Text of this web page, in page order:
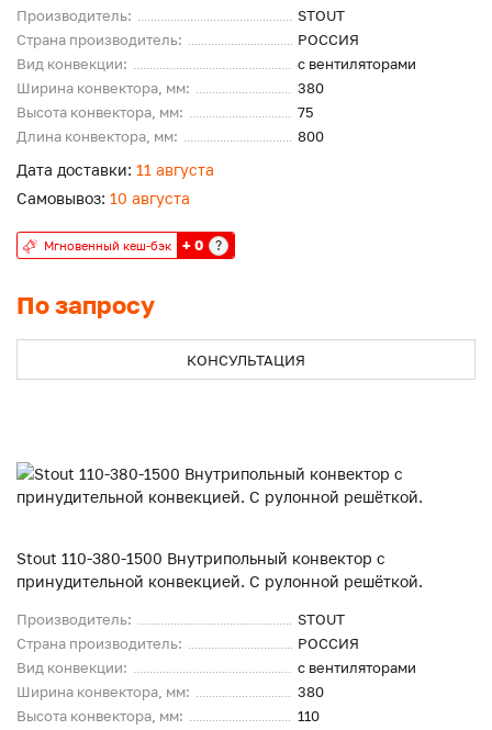
Производитель:
STOUT
Страна производитель:
РОССИЯ
Вид конвекции:
с вентиляторами
Ширина конвектора, мм:
380
Высота конвектора, мм:
75
Длина конвектора, мм:
800
По запросу
Дата доставки: 11 августа
Самовывоз: 10 августа
Мгновенный кеш-бэк + 0 ?
КОНСУЛЬТАЦИЯ
Stout 110-380-1500 Внутрипольный конвектор с
принудительной конвекцией. С рулонной решёткой.
Производитель:
STOUT
Страна производитель:
РОССИЯ
Вид конвекции:
с вентиляторами
Ширина конвектора, мм:
380
Высота конвектора, мм:
110